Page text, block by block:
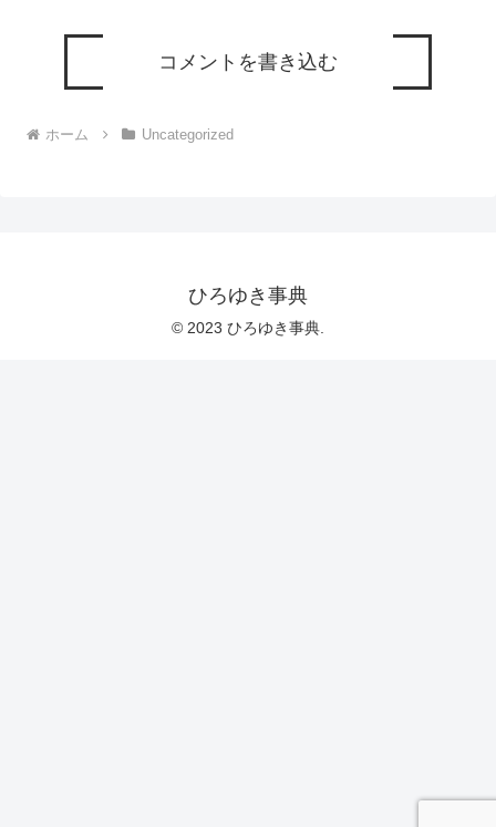
コメントを書き込む
ホーム Uncategorized
ひろゆき事典
© 2023 ひろゆき事典.